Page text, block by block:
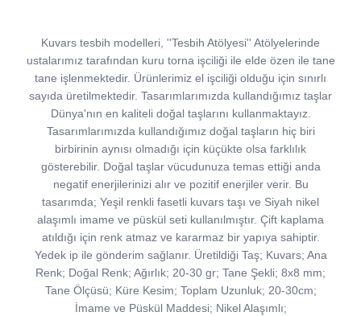
Kuvars tesbih modelleri, ''Tesbih Atölyesi'' Atölyelerinde
ustalarımız tarafından kuru torna işciliği ile elde özen ile tane
tane işlenmektedir. Ürünlerimiz el işciliği olduğu için sınırlı
sayıda üretilmektedir. Tasarımlarımızda kullandığımız taşlar
Dünya'nın en kaliteli doğal taşlarını kullanmaktayız.
Tasarımlarımızda kullandığımız doğal taşların hiç biri
birbirinin aynısı olmadığı için küçükte olsa farklılık
gösterebilir. Doğal taşlar vücudunuza temas ettiği anda
negatif enerjilerinizi alır ve pozitif enerjiler verir. Bu
tasarımda; Yeşil renkli fasetli kuvars taşı ve Siyah nikel
alaşımlı imame ve püskül seti kullanılmıştır. Çift kaplama
atıldığı için renk atmaz ve kararmaz bir yapıya sahiptir.
Yedek ip ile gönderim sağlanır. Üretildiği Taş; Kuvars; Ana
Renk; Doğal Renk; Ağırlık; 20-30 gr; Tane Şekli; 8x8 mm;
Tane Ölçüsü; Küre Kesim; Toplam Uzunluk; 20-30cm;
İmame ve Püskül Maddesi; Nikel Alaşımlı;